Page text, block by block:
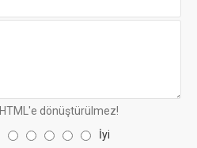
HTML'e dönüştürülmez!
İyi